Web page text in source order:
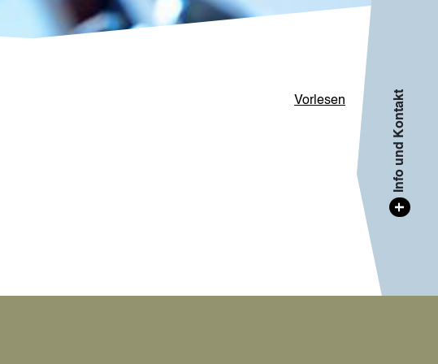
Vorlesen
+
Info und Kontakt